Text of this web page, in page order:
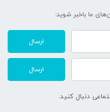
ما‌ باخبر شوید:
ارسال
ارسال
دنبال کنید.